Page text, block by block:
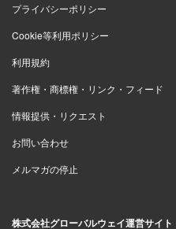
プライバシーポリシー
Cookie等利用ポリシー
利用規約
著作権・商標権・リンク・フィード
情報提供・リクエスト
お問い合わせ
メルマガの停止
株式会社グローバルウェイ運営サイト